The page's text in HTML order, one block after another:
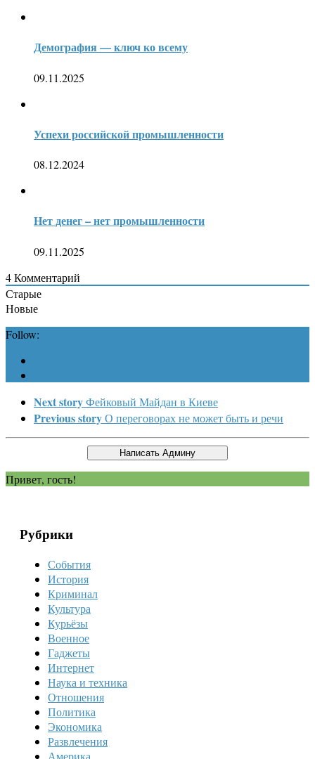
Демография — ключ ко всему
09.11.2025
Успехи российской промышленности
08.12.2024
Нет денег – нет промышленности
09.11.2025
4Комментарий
Старые
Новые
Follow:
Next storyФейковый Майдан в Киеве
Previous storyО переговорах не может быть и речи
Привет, гость!
Рубрики
События
История
Криминал
Культура
Курьёзы
Военное
Гаджеты
Интернет
Наука и техника
Отношения
Политика
Экономика
Развлечения
Америка